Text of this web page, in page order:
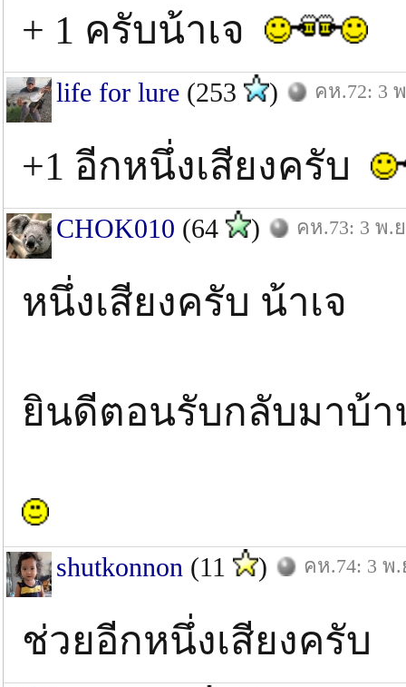
+ 1 ครับน้าเจ
life for lure (253 ) คห.72: 3
+1 อีกหนึ่งเสียงครับ
CHOK010 (64 ) คห.73: 3 พ.
หนึ่งเสียงครับ น้าเจ
ยินดีตอนรับกลับมาบ้
shutkonnon (11 ) คห.74: 3 พ.
ช่วยอีกหนึ่งเสียงครับ